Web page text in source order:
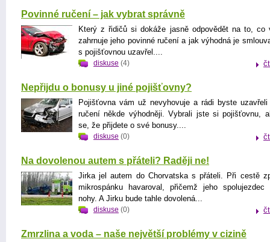
Povinné ručení – jak vybrat správně
Který z řidičů si dokáže jasně odpovědět na to, co
zahrnuje jeho povinné ručení a jak výhodná je
s pojišťovnou uzavřel....
diskuse (4)
Nepřijdu o bonusy u jiné pojišťovny?
Pojišťovna vám už nevyhovuje a rádi byste uzavřeli
ručení někde výhodněji. Vybrali jste si pojišťovnu,
se, že přijdete o své bonusy....
diskuse (0)
Na dovolenou autem s přáteli? Raději ne!
Jirka jel autem do Chorvatska s přáteli. Při cestě
mikrospánku havaroval, přičemž jeho
nohy. A Jirku bude tahle dovolená...
diskuse (0)
Zmrzlina a voda – naše největší problémy v cizině